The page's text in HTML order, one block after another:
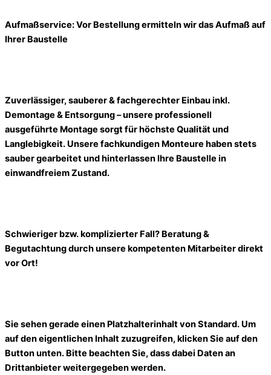
Aufmaßservice: Vor Bestellung ermitteln wir das Aufmaß auf
Ihrer Baustelle
Zuverlässiger, sauberer & fachgerechter Einbau inkl.
Demontage & Entsorgung – unsere professionell
ausgeführte Montage sorgt für höchste Qualität und
Langlebigkeit. Unsere fachkundigen Monteure haben stets
sauber gearbeitet und hinterlassen Ihre Baustelle in
einwandfreiem Zustand.
Schwieriger bzw. komplizierter Fall? Beratung &
Begutachtung durch unsere kompetenten Mitarbeiter direkt
vor Ort!
Sie sehen gerade einen Platzhalterinhalt vonStandard. Um
auf den eigentlichen Inhalt zuzugreifen, klicken Sie auf den
Button unten. Bitte beachten Sie, dass dabei Daten an
Drittanbieter weitergegeben werden.